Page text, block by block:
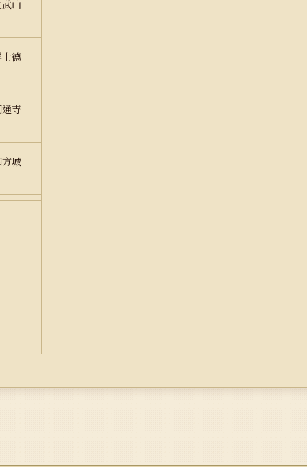
山
德
寺
城